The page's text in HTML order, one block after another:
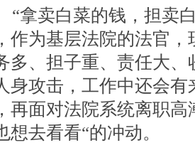
卖白菜的钱，担卖白
作为基层法院的法官
多、担子重、责任大
身攻击，工作中还会
再面对法院系统离职
想去看看“的冲动。